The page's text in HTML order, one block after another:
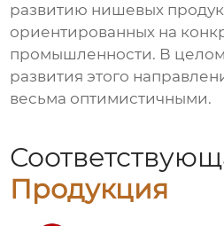
развитию нишевых
ориентированных на
промышленности. В
развития этого
весьма оптимистичными.
Продукция